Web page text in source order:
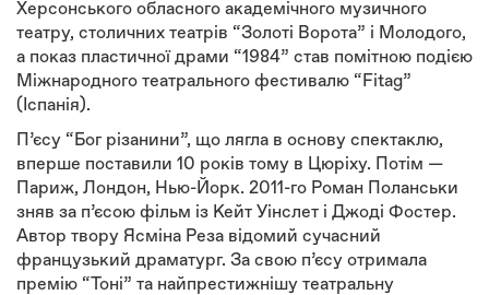
Херсонського обласного академічного музичного
театру, столичних театрів “Золоті Ворота” і Молодого,
а показ пластичної драми “1984” став помітною подією
Міжнародного театрального фестивалю “Fitag”
(Іспанія).
П’єсу “Бог різанини”, що лягла в основу спектаклю,
вперше поставили 10 років тому в Цюріху. Потім —
Париж, Лондон, Нью-Йорк. 2011-го Роман Поланськи
зняв за п’єсою фільм із Кейт Уінслет і Джоді Фостер.
Автор твору Ясміна Реза відомий сучасний
французький драматург. За свою п’єсу отримала
премію “Тоні” та найпрестижнішу театральну